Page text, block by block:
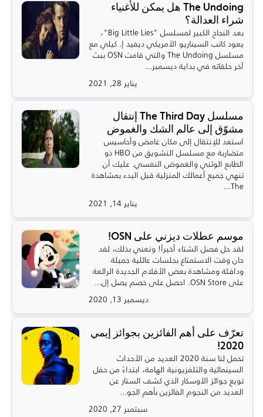
The Undoing هل يمكن للأغنياء
شراء العدالة؟
بعد النجاح الكبير لمسلسل "Big Little Lies"،
يعود كاتب السيناريو الأمريكي ديفيد إ. كيلي مع
مسلسل The Undoing والتي قامت OSN ببث
آخر حلقاته في بداية ديسمبر...
يناير 28, 2021
مسلسل The Third Day إنتقال
مشوّق إلى عالم الشك والغموض
استعد للإنتقال إلى مكان غامض وأحاسيس
متضاربة مع مسلسل التشويق من HBO ذو
الطابع الوثني والغموض النفسي. عليك أن
تنهي جميع أعمالك المنزلية قبل البدء بمشاهدة
The...
يناير 14, 2021
موسم عطلات ديزني على OSN!
لقد حل فصل الشتاء أخيراً! ونعني بذلك، لقد
حان وقت الاستمتاع بجلسات عائلية جميلة
ودافئة ومشاهدة بعض الأفلام الجديدة الرائعة
على OSN Store. احصل على خصم يصل إل...
ديسمبر 13, 2020
تعرّف على أهم الفائزين بجوائز إيمي
2020!
تحمل لنا سنة 2020 العديد من الأحداث
السينمائية والتلفزيونية الهامة، ابتداءً من حفل
تويع جوائز الأوسكار الذي كشف الستار عن
العديد من النجوم الفائزين بأهم الجو...
سبتمبر 27, 2020